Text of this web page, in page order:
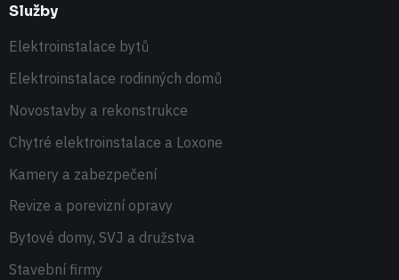
Služby
Elektroinstalace bytů
Elektroinstalace rodinných domů
Novostavby a rekonstrukce
Chytré elektroinstalace a Loxone
Kamery a zabezpečení
Revize a porevizní opravy
Bytové domy, SVJ a družstva
Stavební firmy